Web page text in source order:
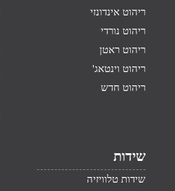
ריהוט אינדונזי
ריהוט נורדי
ריהוט ראטן
ריהוט וינטאג'
ריהוט חדש
שידות
שידות טלוויזיה